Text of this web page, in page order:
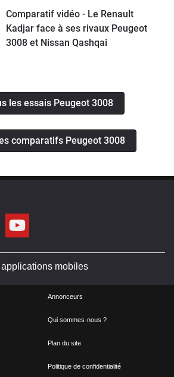
Comparatif vidéo - Le Renault
Kadjar face à ses rivaux Peugeot
3008 et Nissan Qashqai
les essais Peugeot 3008
comparatifs Peugeot 3008
mobiles
Annonceurs
Qui sommes-nous ?
Plan du site
Politique de confidentialité